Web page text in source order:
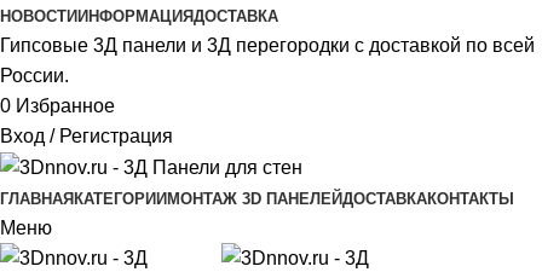
НОВОСТИ ИНФОРМАЦИЯДОСТАВКА
Гипсовые 3Д панели и 3Д перегородки с доставкой по всей
России.
0 Избранное
Вход / Регистрация
ГЛАВНАЯ КАТЕГОРИИ МОНТАЖ 3D ПАНЕЛЕЙДОСТАВКАКОНТАКТЫ
Меню